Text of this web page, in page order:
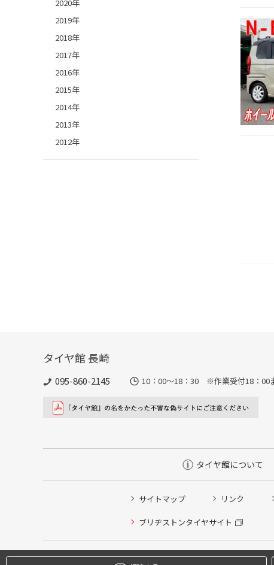
2020年
2019年
2018年
2017年
2016年
2015年
2014年
2013年
2012年
タイヤ館 長崎
095-860-2145 10：00～18：30 ※作業受付18：00
タイヤ館について
サイトマップ リンク
ブリヂストンタイヤサイト
タイヤ点検・安全点検/タイヤ履き替え/オイル交換/その他
クローク契約会員専用タイヤ履き替え※タイヤ履き替えを
本日のタイヤ履き替え順番待ち予約 ※クローク契約会員の